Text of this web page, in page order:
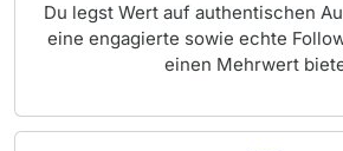
Du legst Wert auf authentischen
eine engagierte sowie echte
einen Mehrwert